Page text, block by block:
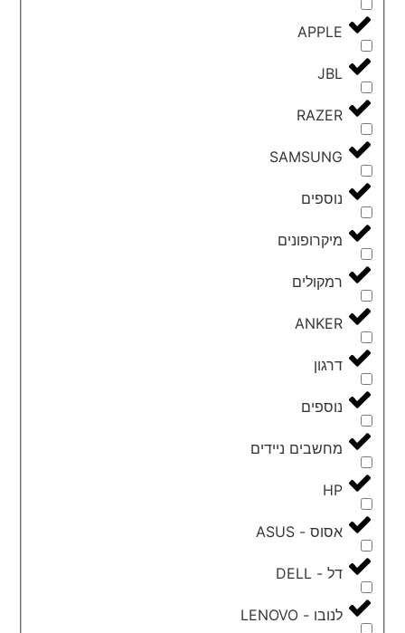
APPLE
JBL
RAZER
SAMSUNG
נוספים
מיקרופונים
רמקולים
ANKER
דרגון
נוספים
מחשבים ניידים
HP
אסוס - ASUS
דל - DELL
לנובו - LENOVO